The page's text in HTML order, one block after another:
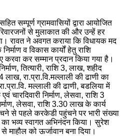
सम्पूर्ण ग्रामवासियों द्वारा आयोजित
से मुलाकात की और उन्हें हर
रावत ने अवगत कराया कि विधायक मद
व विकास कार्यों हेतु राशि
कर सम्मान प्रदान किया गया है।
तित्यारी, राशि 3, लाख, शहीद
लाख, रा.प्रा.वि.मल्लाली की ढाणी का
मल्लाली की ढाणी, बडलिया में
चारदिवारी निर्माण, लेसवा, राशि 3
लेसवा, राशि 3.30 लाख के कार्य
से पहले करकेडी पहुंचने पर भारी संख्या
का भव्य स्वागत अभिनंदन किया। सुरेश
माहौल को ऊर्जावान बना दिया।